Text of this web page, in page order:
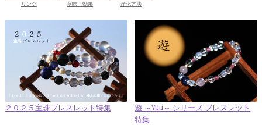
リング 意味・効果 浄化方法
２０２５宝珠ブレスレット特集
遊 ～Yuu～ シリーズ ブレスレット
特集